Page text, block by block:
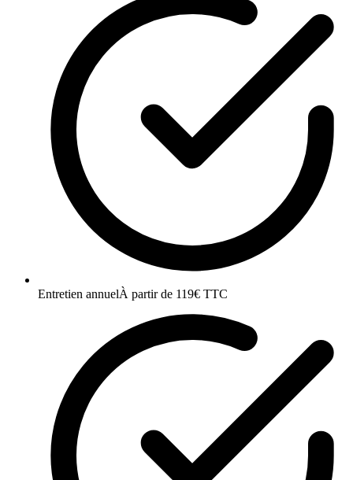
Entretien annuelÀ partir de 119€ TTC